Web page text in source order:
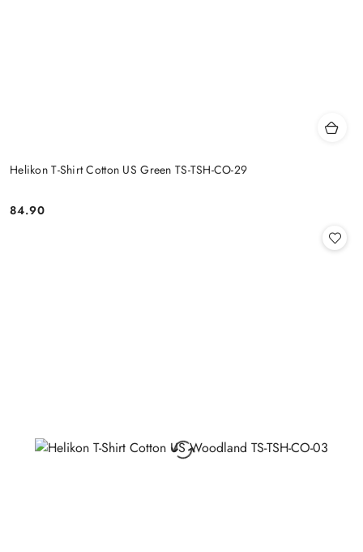
Helikon T-Shirt Cotton US Green TS-TSH-CO-29
Cena:
84.90